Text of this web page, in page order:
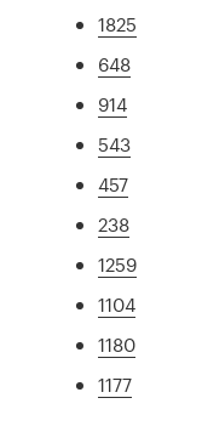
1825
648
914
543
457
238
1259
1104
1180
1177